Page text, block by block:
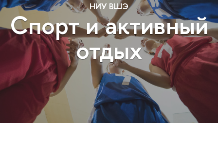
НИУ ВШЭ
Спорт и активный
отдых